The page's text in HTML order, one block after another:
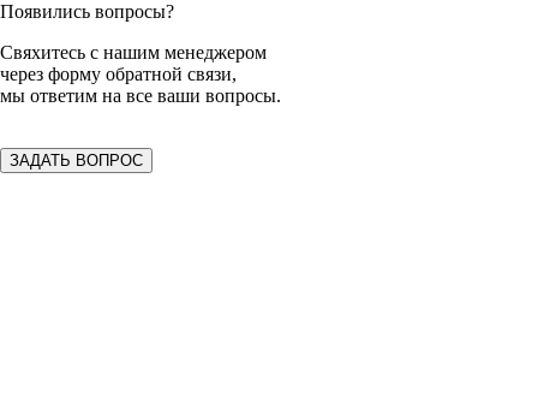
Появились вопросы?
Свяхитесь с нашим менеджером
через форму обратной связи,
мы ответим на все ваши вопросы.
ЗАДАТЬ ВОПРОС